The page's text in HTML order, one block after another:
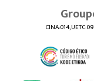
CINA:014,